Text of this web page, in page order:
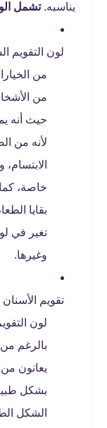
يناسبه.تشمل
لون التقويم
من
من
حيث أنه
لأنه من
خاصة،
بقايا
تغير في
وغيرها.
تقويم الأسنان
لون
بالرغم
يعانون
بشكل
الشكل